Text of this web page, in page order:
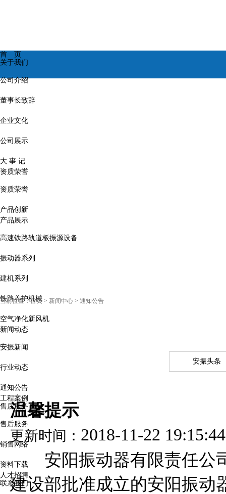
首 页
关于我们
公司介绍
董事长致辞
企业文化
公司展示
大 事 记
资质荣誉
资质荣誉
产品创新
产品展示
高速铁路轨道板振源设备
振动器系列
建机系列
铁路养护机械
空气净化新风机
新闻动态
安振新闻
行业动态
通知公告
工程案例
售后服务
售后服务
销售网络
资料下载
人才招聘
联系我们
当前位置：首页 > 新闻中心 > 通知公告
安振头条
温馨提示
更新时间： 2018-11-22 19:15:44
安阳振动器有限责任公司
建设部批准成立的安阳振动